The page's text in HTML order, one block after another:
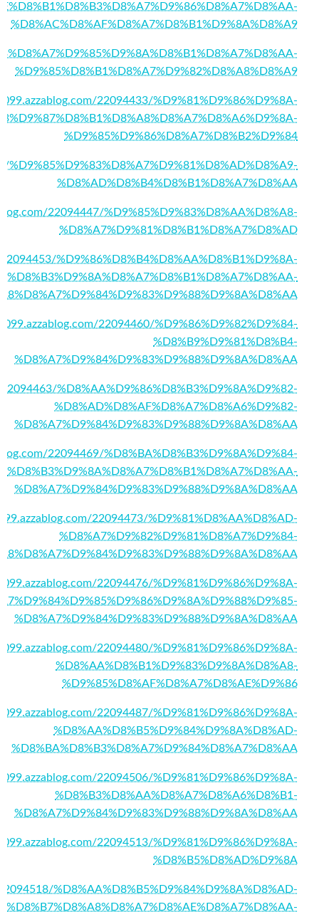
%D8%AC%D8%AF%D8%A7%D8%B1%D9%8A%D8%A9
%D9%85%D8%B1%D8%A7%D9%82%D8%A8%D8%A9
22094433/%D9%81%D9%86%D9%8A-
%D9%85%D9%86%D8%A7%D8%B2%D9%84
%D8%AD%D8%B4%D8%B1%D8%A7%D8%AA
22094447/%D9%85%D9%83%D8%AA%D8%A8-
%D8%A7%D9%81%D8%B1%D8%A7%D8%AD
%D9%86%D8%B4%D8%AA%D8%B1%D9%8A-
22094460/%D9%86%D9%82%D9%84-
%D8%B9%D9%81%D8%B4-
%D8%A7%D9%84%D9%83%D9%88%D9%8A%D8%AA
%D8%AA%D9%86%D8%B3%D9%8A%D9%82-
%D8%AD%D8%AF%D8%A7%D8%A6%D9%82-
%D8%A7%D9%84%D9%83%D9%88%D9%8A%D8%AA
22094469/%D8%BA%D8%B3%D9%8A%D9%84-
%D8%B3%D9%8A%D8%A7%D8%B1%D8%A7%D8%AA-
%D8%A7%D9%84%D9%83%D9%88%D9%8A%D8%AA
22094473/%D9%81%D8%AA%D8%AD-
%D8%A7%D9%82%D9%81%D8%A7%D9%84-
22094476/%D9%81%D9%86%D9%8A-
%D8%A7%D9%84%D9%83%D9%88%D9%8A%D8%AA
22094480/%D9%81%D9%86%D9%8A-
%D8%AA%D8%B1%D9%83%D9%8A%D8%A8-
%D9%85%D8%AF%D8%A7%D8%AE%D9%86
22094487/%D9%81%D9%86%D9%8A-
%D8%AA%D8%B5%D9%84%D9%8A%D8%AD-
%D8%BA%D8%B3%D8%A7%D9%84%D8%A7%D8%AA
22094506/%D9%81%D9%86%D9%8A-
%D8%B3%D8%AA%D8%A7%D8%A6%D8%B1-
%D8%A7%D9%84%D9%83%D9%88%D9%8A%D8%AA
22094513/%D9%81%D9%86%D9%8A-
%D8%B5%D8%AD%D9%8A
%D8%AA%D8%B5%D9%84%D9%8A%D8%AD-
%D8%B7%D8%A8%D8%A7%D8%AE%D8%A7%D8%AA-